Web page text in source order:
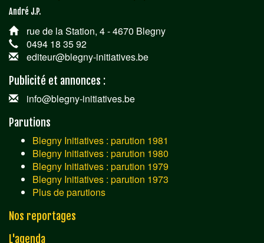
André J.P.
rue de la Station, 4 - 4670 Blegny
0494 18 35 92
editeur@blegny-initiatives.be
Publicité et annonces :
info@blegny-initiatives.be
Parutions
Blegny Initiatives : parution 1981
Blegny Initiatives : parution 1980
Blegny Initiatives : parution 1979
Blegny Initiatives : parution 1973
Plus de parutions
Nos reportages
L'agenda